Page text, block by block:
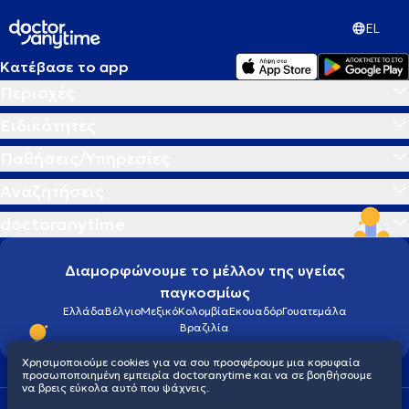
EL
Κατέβασε το app
Διαμορφώνουμε το μέλλον της υγείας
παγκοσμίως
ΕλλάδαΒέλγιοΜεξικόΚολομβίαΕκουαδόρΓουατεμάλα
Βραζιλία
Χρησιμοποιούμε cookies για να σου προσφέρουμε μια κορυφαία
προσωποποιημένη εμπειρία doctoranytime και να σε βοηθήσουμε
να βρεις εύκολα αυτό που ψάχνεις.